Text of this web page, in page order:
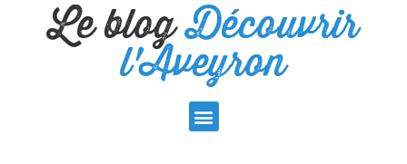
Le blogDécouvrir
l'Aveyron